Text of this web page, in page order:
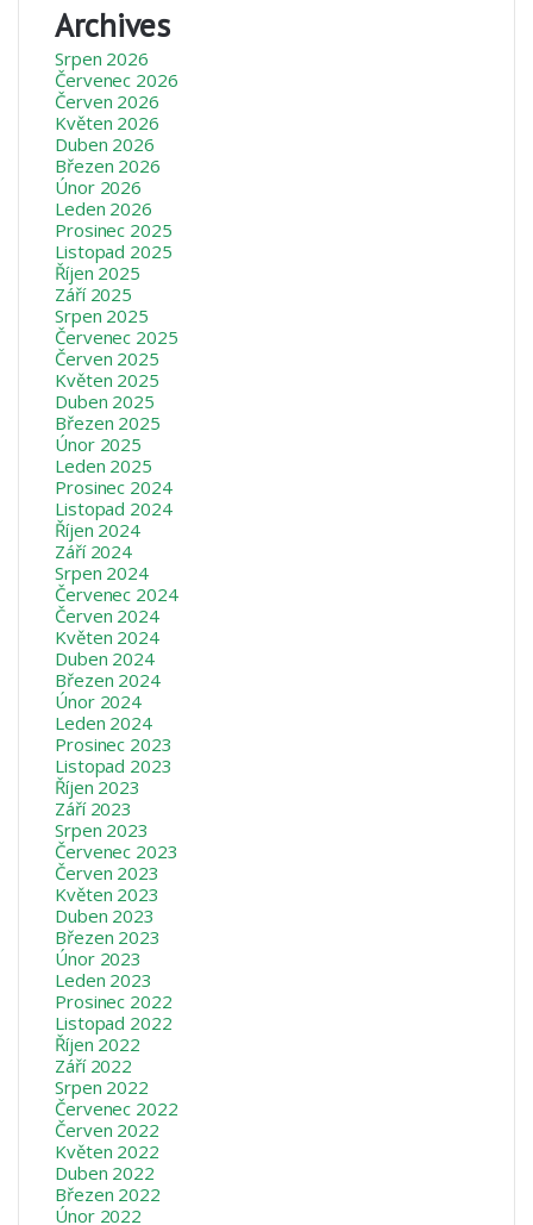
Archives
Srpen 2026
Červenec 2026
Červen 2026
Květen 2026
Duben 2026
Březen 2026
Únor 2026
Leden 2026
Prosinec 2025
Listopad 2025
Říjen 2025
Září 2025
Srpen 2025
Červenec 2025
Červen 2025
Květen 2025
Duben 2025
Březen 2025
Únor 2025
Leden 2025
Prosinec 2024
Listopad 2024
Říjen 2024
Září 2024
Srpen 2024
Červenec 2024
Červen 2024
Květen 2024
Duben 2024
Březen 2024
Únor 2024
Leden 2024
Prosinec 2023
Listopad 2023
Říjen 2023
Září 2023
Srpen 2023
Červenec 2023
Červen 2023
Květen 2023
Duben 2023
Březen 2023
Únor 2023
Leden 2023
Prosinec 2022
Listopad 2022
Říjen 2022
Září 2022
Srpen 2022
Červenec 2022
Červen 2022
Květen 2022
Duben 2022
Březen 2022
Únor 2022